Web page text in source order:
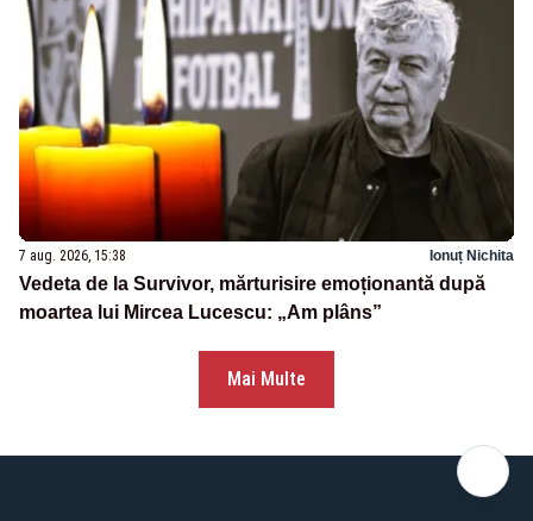
7 aug. 2026, 15:38 Ionuț Nichita
Vedeta de la Survivor, mărturisire emoționantă după
moartea lui Mircea Lucescu: „Am plâns”
Mai Multe